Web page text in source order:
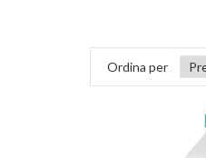
Ordina per